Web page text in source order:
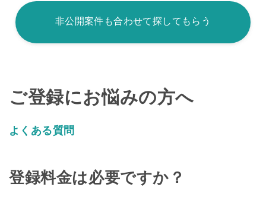
非公開案件も合わせて探してもらう
ご登録にお悩みの方へ
よくある質問
登録料金は必要ですか？